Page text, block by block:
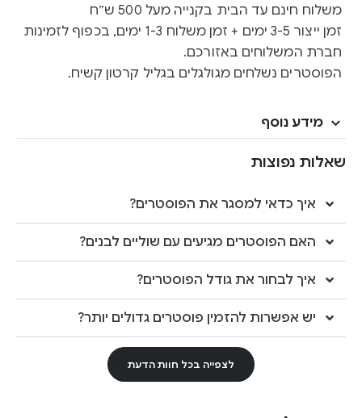
משלוח חינם עד הבית בקנייה מעל 500 ש״ח
זמן ייצור 3-5 ימים + זמן משלוח 1-3 ימים, בכפוף לזמינות
חברת המשלוחים באזורכם.
הפוסטרים נשלחים מגולגלים בגליל קרטון קשיח.
מידע נוסף
שאלות נפוצות
איך כדאי למסגר את הפוסטרים?
האם הפוסטרים מגיעים עם שוליים לבנים?
איך לבחור את גודל הפוסטרים?
יש אפשרות להזמין פוסטרים גדולים יותר?
לצפייה בכל חוות הדעת